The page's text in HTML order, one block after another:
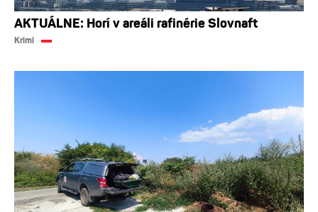
AKTUÁLNE: Horí v areáli rafinérie Slovnaft
Krimi